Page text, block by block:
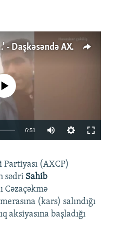
'Məni təpiklədilər ki...' - Daşkəsəndə AXCP fəalının yaxınları onun həbsinə etiraz edirlər
360p
1080p
currently available
6:51
360p
720p
1080p
Partiyası (AXCP)
sədri Sahib
Cəzaçəkmə
(kars) salındığı
aksiyasına başladığı